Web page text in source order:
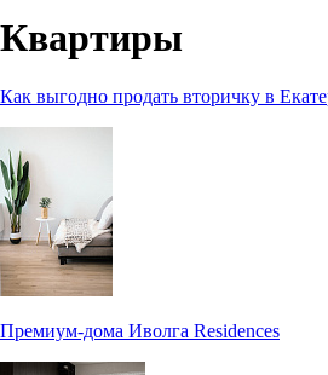
Квартиры
Как выгодно продать вторичку в
Премиум-дома Иволга Residences